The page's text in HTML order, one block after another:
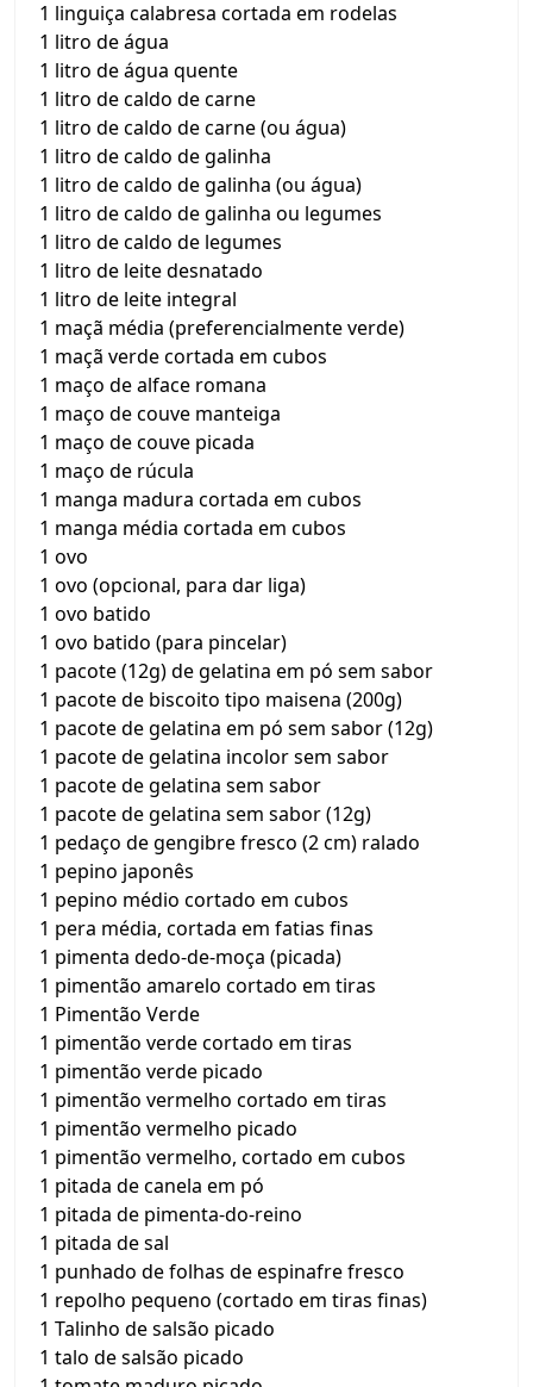
1 linguiça calabresa cortada em rodelas
1 litro de água
1 litro de água quente
1 litro de caldo de carne
1 litro de caldo de carne (ou água)
1 litro de caldo de galinha
1 litro de caldo de galinha (ou água)
1 litro de caldo de galinha ou legumes
1 litro de caldo de legumes
1 litro de leite desnatado
1 litro de leite integral
1 maçã média (preferencialmente verde)
1 maçã verde cortada em cubos
1 maço de alface romana
1 maço de couve manteiga
1 maço de couve picada
1 maço de rúcula
1 manga madura cortada em cubos
1 manga média cortada em cubos
1 ovo
1 ovo (opcional, para dar liga)
1 ovo batido
1 ovo batido (para pincelar)
1 pacote (12g) de gelatina em pó sem sabor
1 pacote de biscoito tipo maisena (200g)
1 pacote de gelatina em pó sem sabor (12g)
1 pacote de gelatina incolor sem sabor
1 pacote de gelatina sem sabor
1 pacote de gelatina sem sabor (12g)
1 pedaço de gengibre fresco (2 cm) ralado
1 pepino japonês
1 pepino médio cortado em cubos
1 pera média, cortada em fatias finas
1 pimenta dedo-de-moça (picada)
1 pimentão amarelo cortado em tiras
1 Pimentão Verde
1 pimentão verde cortado em tiras
1 pimentão verde picado
1 pimentão vermelho cortado em tiras
1 pimentão vermelho picado
1 pimentão vermelho, cortado em cubos
1 pitada de canela em pó
1 pitada de pimenta-do-reino
1 pitada de sal
1 punhado de folhas de espinafre fresco
1 repolho pequeno (cortado em tiras finas)
1 Talinho de salsão picado
1 talo de salsão picado